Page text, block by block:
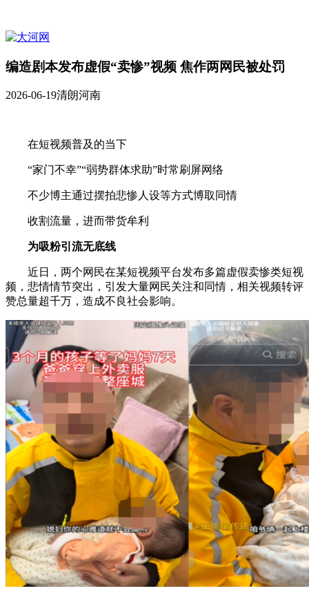
编造剧本发布虚假“卖惨”视频 焦作两网民被处罚
2026-06-19清朗河南
在短视频普及的当下
“家门不幸”“弱势群体求助”时常刷屏网络
不少博主通过摆拍悲惨人设等方式博取同情
收割流量，进而带货牟利
为吸粉引流无底线
近日，两个网民在某短视频平台发布多篇虚假卖惨类短视
频，悲情情节突出，引发大量网民关注和同情，相关视频转评
赞总量超千万，造成不良社会影响。